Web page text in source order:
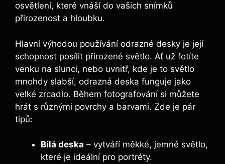
osvětlení, které vnáší do ‌vašich snímků
přirozenost a⁤ hloubku.
Hlavní ​výhodou ⁤používání odrazné desky je její‍
schopnost posílit přirozené světlo. ⁢Ať už fotíte
venku na slunci, nebo ‌uvnitř, kde je to světlo
mnohdy‌ slabší, odrazná deska funguje jako
velké zrcadlo. Během fotografování ​si můžete
hrát​ s různými povrchy a barvami. Zde je pár
tipů:
Bílá deska – vytváří měkké, jemné světlo,
které⁣ je ideální ​pro portréty.